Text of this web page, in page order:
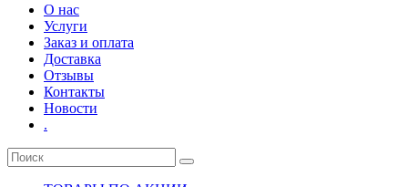
О нас
Услуги
Заказ и оплата
Доставка
Отзывы
Контакты
Новости
.